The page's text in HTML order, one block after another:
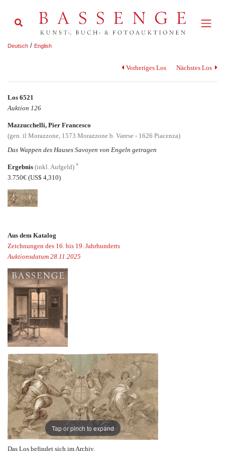
Deutsch / English
Vorheriges Los Nächstes Los
Los 6521
Auktion 126
Mazzucchelli, Pier Francesco
(gen. il Morazzone, 1573 Morazzone b. Varese - 1626 Piacenza)
Das Wappen des Hauses Savoyen von Engeln getragen
Ergebnis (inkl. Aufgeld) *
3.750€ (US$ 4,310)
Aus dem Katalog
Zeichnungen des 16. bis 19. Jahrhunderts
Auktionsdatum 28.11.2025
Tap or pinch to expand
Das Los befindet sich im Archiv.